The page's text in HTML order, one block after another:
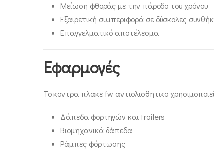
Μείωση φθοράς με την πάροδο του χρόνου
Εξαιρετική συμπεριφορά σε δύσκολες
Επαγγελματικό αποτέλεσμα
Εφαρμογές
Το κοντρα πλακε fw αντιολισθητικο
Δάπεδα φορτηγών και trailers
Βιομηχανικά δάπεδα
Ράμπες φόρτωσης